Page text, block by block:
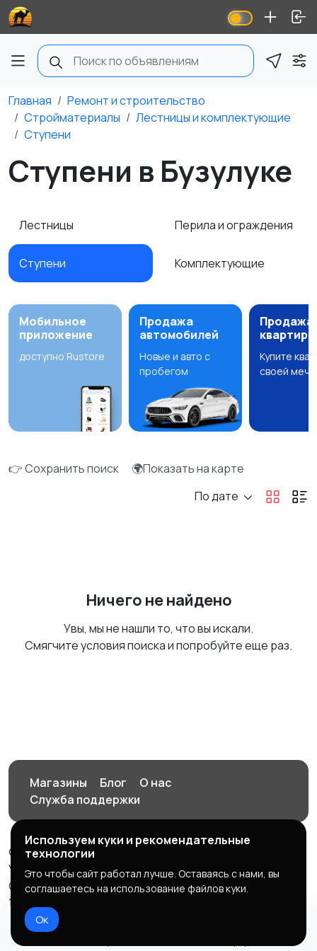
Главная
Ремонт и строительство
Стройматериалы
Лестницы и комплектующие
Ступени
Ступени в Бузулуке
Лестницы
Ступени
Перила и ограждения
Комплектующие
Мобильное
приложение
доступно Rustore
Продажа
автомобилей
Новые и авто с
пробегом
Продажа
квартир
Купите
своей
👉 Сохранить поиск
🌍Показать на карте
По дате
Ничего не найдено
Увы, мы не нашли то, что вы искали.
Смягчите условия поиска и попробуйте еще раз.
Магазины Блог
О нас
Служба поддержки
© 2026 Орен-АЙ - Авто | Недвижимость | Работа |
Услуги
Создал Карусов Е.С ООО "ЦПК" ИНН 5609203278 ОГРН
1235600008841
Правила сервиса
Используем куки и рекомендательные
технологии
Это чтобы сайт работал лучше. Оставаясь с нами, вы
соглашаетесь на использование файлов куки.
Ок